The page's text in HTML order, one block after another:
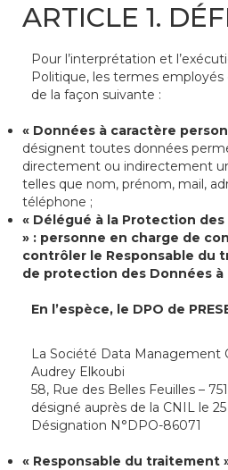
ARTICLE 1.
Pour l’interprétation et
Politique, les termes
de la façon suivante :
« Données à caractère
désignent toutes données
directement ou indirectement
telles que nom, prénom, mail,
téléphone ;
« Délégué à la Protection des
» : personne en charge de
contrôler le Responsable du
de protection des Données
En l’espèce, le DPO de
La Société Data Management
Audrey Elkoubi
58, Rue des Belles Feuilles –
désigné auprès de la CNIL le
Désignation N°DPO-86071
« Responsable du traitement